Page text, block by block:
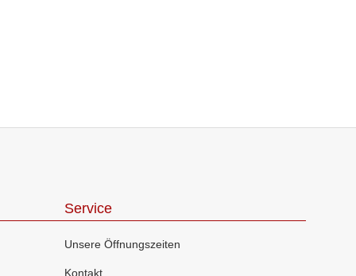
Service
Unsere Öffnungszeiten
Kontakt